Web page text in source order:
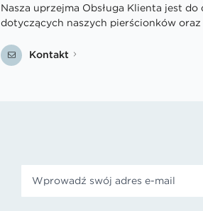
Nasza uprzejma Obsługa Klienta jest
dotyczących naszych pierścionków oraz
Kontakt